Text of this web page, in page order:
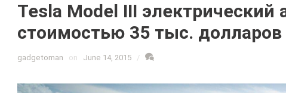
Tesla Model III электрический
стоимостью 35 тыс.
gadgetoman on June 14, 2015 /